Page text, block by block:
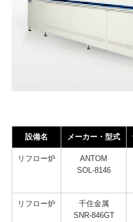
設備名 メーカー・型式
リフロー炉
ANTOM
SOL-8146
リフロー炉
千住金属
SNR-846GT